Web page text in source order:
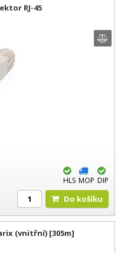
RJ-45
HLS MOP DIP
Do košíku
(vnitřní) [305m]